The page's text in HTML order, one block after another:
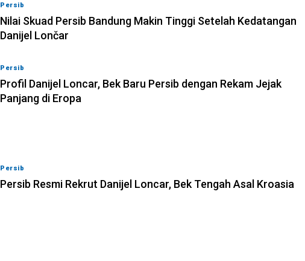
Persib
Nilai Skuad Persib Bandung Makin Tinggi Setelah Kedatangan
Danijel Lončar
Persib
Profil Danijel Loncar, Bek Baru Persib dengan Rekam Jejak
Panjang di Eropa
Persib
Persib Resmi Rekrut Danijel Loncar, Bek Tengah Asal Kroasia